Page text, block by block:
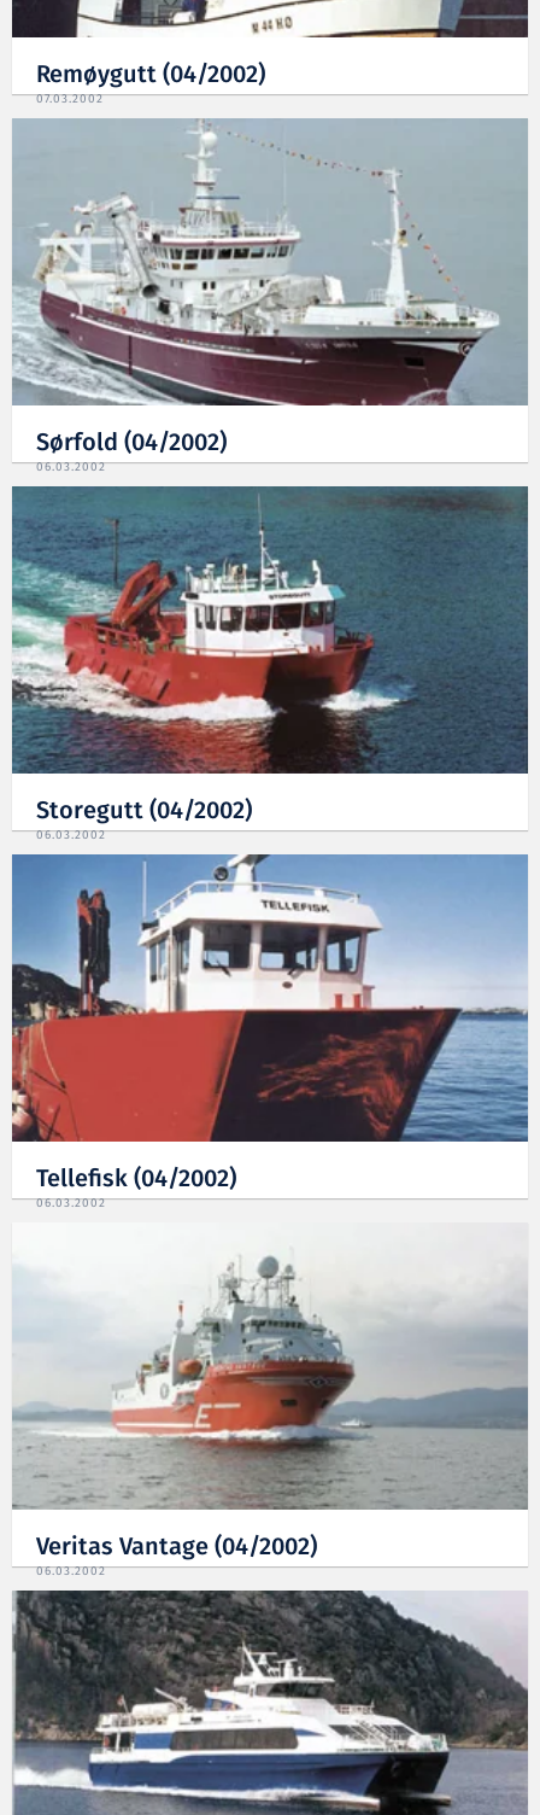
Remøygutt (04/2002)
07.03.2002
Sørfold (04/2002)
06.03.2002
Storegutt (04/2002)
06.03.2002
Tellefisk (04/2002)
06.03.2002
Veritas Vantage (04/2002)
06.03.2002